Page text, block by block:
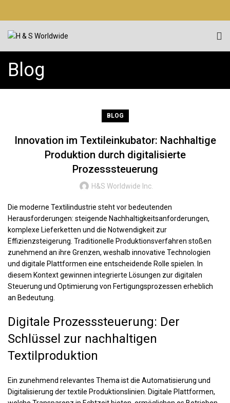
Blog
BLOG
Innovation im Textileinkubator: Nachhaltige
Produktion durch digitalisierte
Prozesssteuerung
H&S Worldwide Inc.
Die moderne Textilindustrie steht vor bedeutenden
Herausforderungen: steigende Nachhaltigkeitsanforderungen,
komplexe Lieferketten und die Notwendigkeit zur
Effizienzsteigerung. Traditionelle Produktionsverfahren stoßen
zunehmend an ihre Grenzen, weshalb innovative Technologien
und digitale Plattformen eine entscheidende Rolle spielen. In
diesem Kontext gewinnen integrierte Lösungen zur digitalen
Steuerung und Optimierung von Fertigungsprozessen erheblich
an Bedeutung.
Digitale Prozesssteuerung: Der
Schlüssel zur nachhaltigen
Textilproduktion
Ein zunehmend relevantes Thema ist die Automatisierung und
Digitalisierung der textile Produktionslinien. Digitale Plattformen,